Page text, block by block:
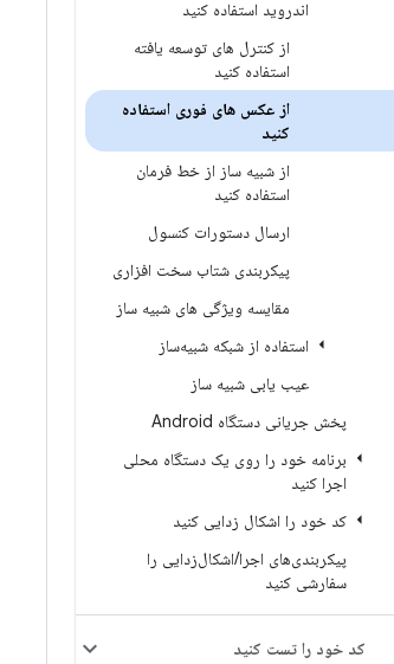
اندروید استفاده کنید
از کنترل های توسعه یافته
استفاده کنید
از عکس های فوری استفاده
کنید
از شبیه ساز از خط فرمان
استفاده کنید
ارسال دستورات کنسول
پیکربندی شتاب سخت افزاری
مقایسه ویژگی های شبیه ساز
استفاده از شبکه شبیه‌ساز
عیب یابی شبیه ساز
پخش جریانی دستگاه Android
برنامه خود را روی یک دستگاه محلی
اجرا کنید
کد خود را اشکال زدایی کنید
پیکربندی‌های اجرا/اشکال‌زدایی را
سفارشی کنید
کد خود را تست کنید